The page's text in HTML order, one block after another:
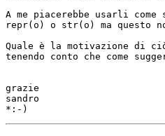
A me piacerebbe usarli
repr(o) o str(o) ma questo
Quale è la motivazione di ciò
tenendo conto che come
grazie
sandro